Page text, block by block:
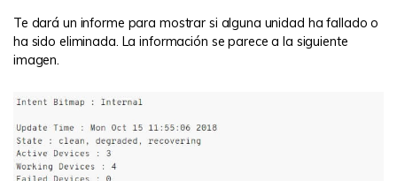
Te dará un informe para mostrar si alguna unidad ha fallado o
ha sido eliminada. La información se parece a la siguiente
imagen.